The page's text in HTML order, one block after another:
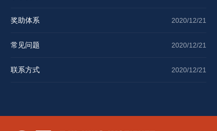
奖助体系 2020/12/21
常见问题 2020/12/21
联系方式 2020/12/21